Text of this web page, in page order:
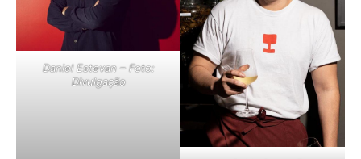
Daniel Estevan – Foto:
Divulgação